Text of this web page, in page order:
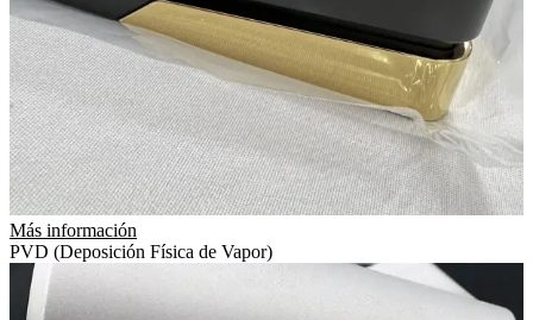
Más información
PVD (Deposición Física de Vapor)